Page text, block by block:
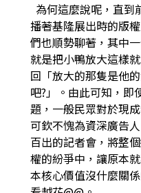
為何這麼說呢，直到
播著基隆展出時的版
們也順勢聊著，其中
就是把小鴨放大這樣
回「放大的那隻是他
吧?」。由此可知，即
題，一般民眾對於現
可欽不愧為資深廣告
百出的記者會，將整
權的紛爭中，讓原本
本核心價值沒什麼關